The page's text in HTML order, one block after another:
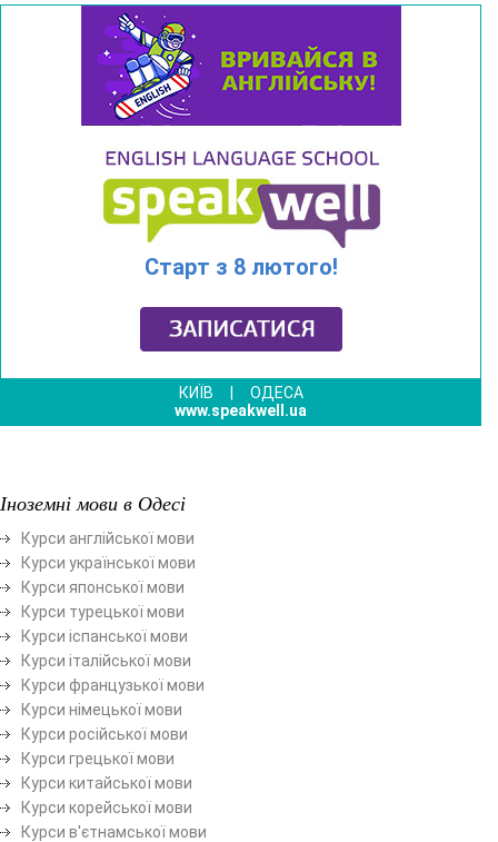
Старт з 8 лютого!
КИЇВ
ОДЕСА
www.speakwell.ua
Іноземні мови в Одесі
Курси англійської мови
Курси української мови
Курси японської мови
Курси турецької мови
Курси іспанської мови
Курси італійської мови
Курси французької мови
Курси німецької мови
Курси російської мови
Курси грецької мови
Курси китайської мови
Курси корейської мови
Курси в'єтнамської мови